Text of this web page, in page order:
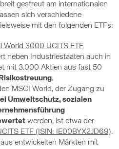
gestreut am internationalen
sich verschiedene
mit den folgenden ETFs:
World 3000 UCITS ETF
neben Industriestaaten auch in
mit 3.000 Aktien aus fast 50
.
MSCI World, der Zugang zu
Umweltschutz, sozialen
werden, ist etwa der
ETF (ISIN: IE00BYX2JD69).
entwickelten Märkten mit